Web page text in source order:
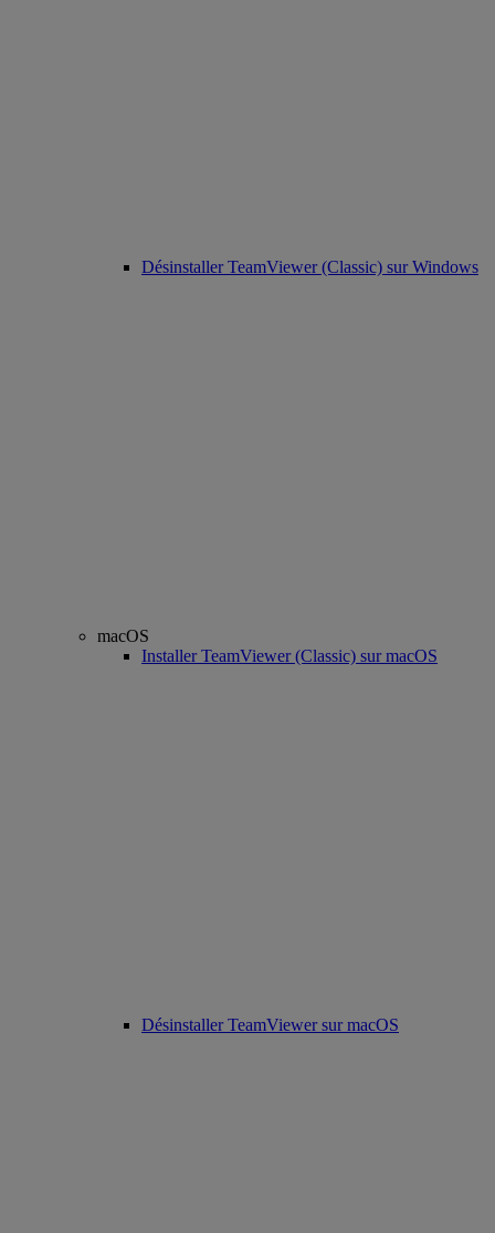
Désinstaller TeamViewer (Classic) sur Windows
macOS
Installer TeamViewer (Classic) sur macOS
Désinstaller TeamViewer sur macOS